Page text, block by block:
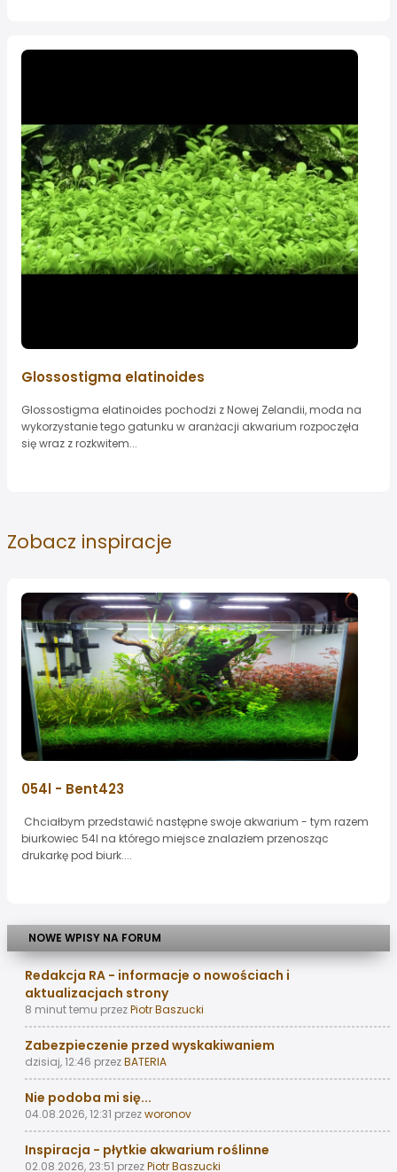
Glossostigma elatinoides
Glossostigma elatinoides pochodzi z Nowej Zelandii, moda na
wykorzystanie tego gatunku w aranżacji akwarium rozpoczęła
się wraz z rozkwitem...
Zobacz inspiracje
054l - Bent423
Chciałbym przedstawić następne swoje akwarium - tym razem
biurkowiec 54l na którego miejsce znalazłem przenosząc
drukarkę pod biurk....
NOWE WPISY NA FORUM
Redakcja RA - informacje o nowościach i
aktualizacjach strony
8 minut temu przezPiotr Baszucki
Zabezpieczenie przed wyskakiwaniem
dzisiaj, 12:46 przezBATERIA
Nie podoba mi się...
04.08.2026, 12:31 przezworonov
Inspiracja - płytkie akwarium roślinne
02.08.2026, 23:51 przezPiotr Baszucki